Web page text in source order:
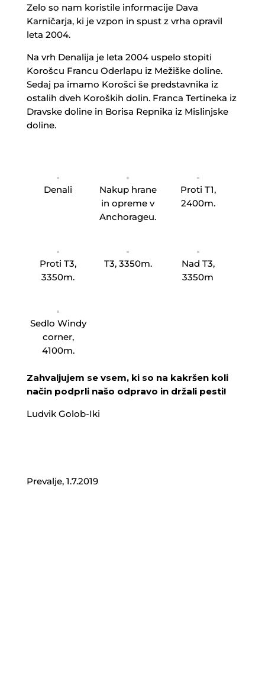
Zelo so nam koristile informacije Dava
Karničarja, ki je vzpon in spust z vrha opravil
leta 2004.
Na vrh Denalija je leta 2004 uspelo stopiti
Korošcu Francu Oderlapu iz Mežiške doline.
Sedaj pa imamo Korošci še predstavnika iz
ostalih dveh Koroških dolin. Franca Tertineka iz
Dravske doline in Borisa Repnika iz Mislinjske
doline.
Denali
Nakup hrane
in opreme v
Anchorageu.
Proti T1,
2400m.
Proti T3,
3350m.
T3, 3350m.
Nad T3,
3350m
Sedlo Windy
corner,
4100m.
Zahvaljujem se vsem, ki so na kakršen koli
način podprli našo odpravo in držali pesti!
Ludvik Golob-Iki
Prevalje, 1.7.2019